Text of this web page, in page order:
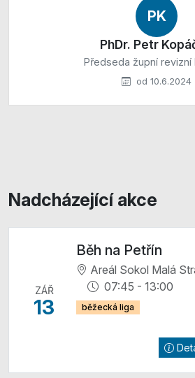
PK
PhDr. Petr
Předseda župní revizní
od 10.6.2024
Nadcházející akce
ZÁŘ
13
Běh na Petřín
Areál Sokol Malá
07:45 - 13:00
běžecká liga